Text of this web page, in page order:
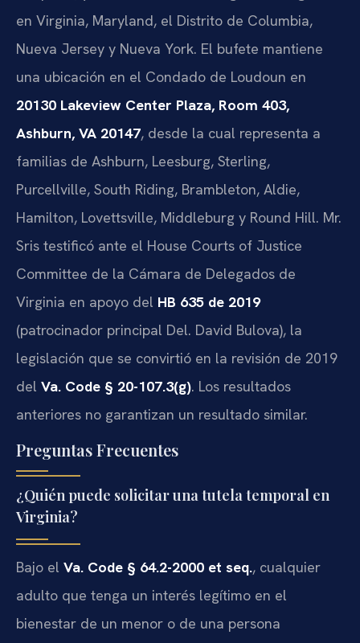
en Virginia, Maryland, el Distrito de Columbia,
Nueva Jersey y Nueva York. El bufete mantiene
una ubicación en el Condado de Loudoun en
20130 Lakeview Center Plaza, Room 403,
Ashburn, VA 20147, desde la cual representa a
familias de Ashburn, Leesburg, Sterling,
Purcellville, South Riding, Brambleton, Aldie,
Hamilton, Lovettsville, Middleburg y Round Hill. Mr.
Sris testificó ante el House Courts of Justice
Committee de la Cámara de Delegados de
Virginia en apoyo del HB 635 de 2019
(patrocinador principal Del. David Bulova), la
legislación que se convirtió en la revisión de 2019
del Va. Code § 20-107.3(g). Los resultados
anteriores no garantizan un resultado similar.
Preguntas Frecuentes
¿Quién puede solicitar una tutela temporal en
Virginia?
Bajo el Va. Code § 64.2-2000 et seq., cualquier
adulto que tenga un interés legítimo en el
bienestar de un menor o de una persona